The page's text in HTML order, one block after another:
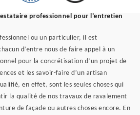
professionnel pour l’entretien
ou un particulier, il est
d’entre nous de faire appel à un
pour la concrétisation d’un projet de
et les savoir-faire d’un artisan
en effet, sont les seules choses qui
la qualité de nos travaux de ravalement
de façade ou autres choses encore. En